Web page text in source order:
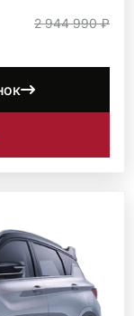
2 944 990 ₽